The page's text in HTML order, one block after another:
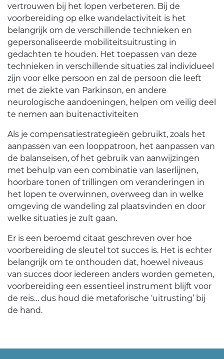
vertrouwen bij het lopen verbeteren. Bij de
voorbereiding op elke wandelactiviteit is het
belangrijk om de verschillende technieken en
gepersonaliseerde mobiliteitsuitrusting in
gedachten te houden. Het toepassen van deze
technieken in verschillende situaties zal individueel
zijn voor elke persoon en zal de persoon die leeft
met de ziekte van Parkinson, en andere
neurologische aandoeningen, helpen om veilig deel
te nemen aan buitenactiviteiten
Als je compensatiestrategieën gebruikt, zoals het
aanpassen van een looppatroon, het aanpassen van
de balanseisen, of het gebruik van aanwijzingen
met behulp van een combinatie van laserlijnen,
hoorbare tonen of trillingen om veranderingen in
het lopen te overwinnen, overweeg dan in welke
omgeving de wandeling zal plaatsvinden en door
welke situaties je zult gaan.
Er is een beroemd citaat geschreven over hoe
voorbereiding de sleutel tot succes is. Het is echter
belangrijk om te onthouden dat, hoewel niveaus
van succes door iedereen anders worden gemeten,
voorbereiding een essentieel instrument blijft voor
de reis… dus houd die metaforische ‘uitrusting’ bij
de hand.